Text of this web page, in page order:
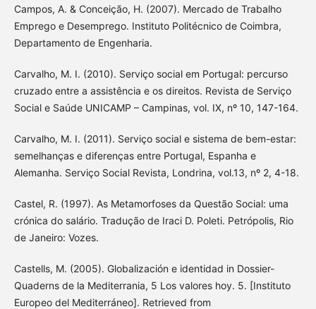
Campos, A. & Conceição, H. (2007). Mercado de Trabalho
Emprego e Desemprego. Instituto Politécnico de Coimbra,
Departamento de Engenharia.
Carvalho, M. I. (2010). Serviço social em Portugal: percurso
cruzado entre a assistência e os direitos. Revista de Serviço
Social e Saúde UNICAMP – Campinas, vol. IX, nº 10, 147-164.
Carvalho, M. I. (2011). Serviço social e sistema de bem-estar:
semelhanças e diferenças entre Portugal, Espanha e
Alemanha. Serviço Social Revista, Londrina, vol.13, nº 2, 4-18.
Castel, R. (1997). As Metamorfoses da Questão Social: uma
crónica do salário. Tradução de Iraci D. Poleti. Petrópolis, Rio
de Janeiro: Vozes.
Castells, M. (2005). Globalización e identidad in Dossier-
Quaderns de la Mediterrania, 5 Los valores hoy. 5. [Instituto
Europeo del Mediterráneo]. Retrieved from